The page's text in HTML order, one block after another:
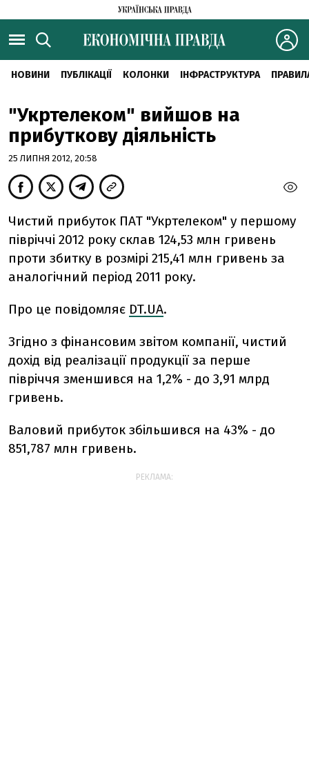
НОВИНИ ПУБЛІКАЦІЇ КОЛОНКИ ІНФРАСТРУКТУРА
"Укртелеком" вийшов на
прибуткову діяльність
25 ЛИПНЯ 2012, 20:58
Чистий прибуток ПАТ "Укртелеком" у першому
півріччі 2012 року склав 124,53 млн гривень
проти збитку в розмірі 215,41 млн гривень за
аналогічний період 2011 року.
Про це повідомляє DT.UA.
Згідно з фінансовим звітом компанії, чистий
дохід від реалізації продукції за перше
півріччя зменшився на 1,2% - до 3,91 млрд
гривень.
Валовий прибуток збільшився на 43% - до
851,787 млн гривень.
РЕКЛАМА: